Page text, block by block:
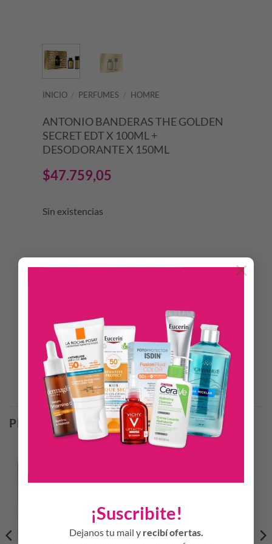
¡Suscribite!
Dejanos tu mail y recibí ofertas.
×
INICIO / PERFUMES / HOMRE
ANTONIO BANDERAS THE GOLDEN
SECRET EDT X 100ML +
DESODORANTE X 150ML
$47.759,05
Sin existencias
CÓDIGO DE BARRAS 8411061129661
Productos Relacionados
PRODUCTOS RELACIONADOS